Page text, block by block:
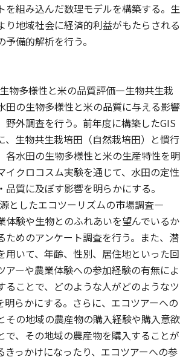
を組み込んだ数理モデルを構築する。生
り地域社会に経済的利益がもたらされる
備的解析を行う。
物多様性と米の品質評価—生物共生栽
田の生物多様性と米の品質に与える影響
野外調査を行う。前年度に構築したGIS
、生物共生栽培田（自然栽培田）と慣行
各水田の生物多様性と米の生産特性を明
イクロコスム実験を通じて、水田の定性
質に及ぼす影響を明らかにする。
としたエコツーリズムの市場調査—
体験や生物とのふれあいを望んでいるか
ためのアンケート調査を行う。また、潜
用いて、年齢、性別、居住地といった回
アーや農業体験への参加経験の有無によ
ることで、どのような人がどのようなツ
明らかにする。さらに、エコツアーへの
その地域の農産物の購入経験や購入意欲
で、その地域の農産物を購入することが
きっかけになったり、エコツアーへの参